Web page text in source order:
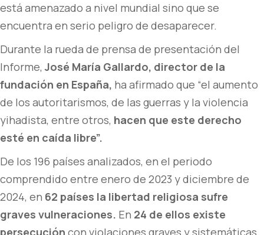
está amenazado a nivel mundial sino que se
encuentra en serio peligro de desaparecer.
Durante la rueda de prensa de presentación del
Informe, José María Gallardo, director de la
fundación en España, ha afirmado que “el aumento
de los autoritarismos, de las guerras y la violencia
yihadista, entre otros, hacen que este derecho
esté en caída libre”.
De los 196 países analizados, en el periodo
comprendido entre enero de 2023 y diciembre de
2024, en 62 países la libertad religiosa sufre
graves vulneraciones. En 24 de ellos existe
persecución con violaciones graves y sistemáticas